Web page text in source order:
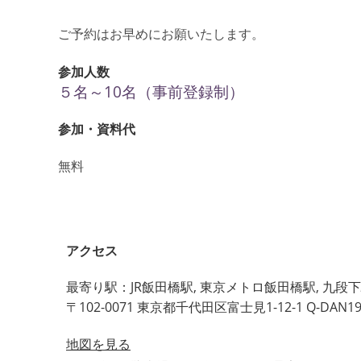
ご予約はお早めにお願いたします。
参加人数
５名～10名（事前登録制）
参加・資料代
無料
アクセス
最寄り駅：JR飯田橋駅, 東京メトロ飯田橋駅, 九段
〒102-0071 東京都千代田区富士見1-12-1 Q-
地図を見る